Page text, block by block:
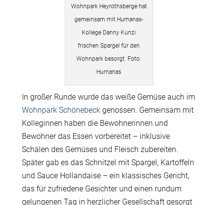
Wohnpark Heyrothsberge hat
gemeinsam mit Humanas-
Kollege Danny Kunzi
frischen Spargel für den
Wohnpark besorgt. Foto:
Humanas
In großer Runde wurde das weiße Gemüse auch im
Wohnpark Schönebeckgenossen. Gemeinsam mit
Kolleginnen haben die Bewohnerinnen und
Bewohner das Essen vorbereitet – inklusive
Schälen des Gemüses und Fleisch zubereiten.
Später gab es das Schnitzel mit Spargel, Kartoffeln
und Sauce Hollandaise – ein klassisches Gericht,
das für zufriedene Gesichter und einen rundum
gelungenen Tag in herzlicher Gesellschaft gesorgt